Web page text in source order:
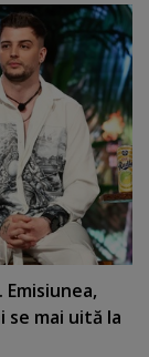
Emisiunea,
se mai uită la